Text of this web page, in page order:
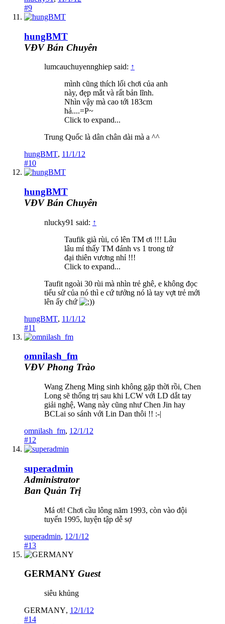
#9
hungBMT
VĐV Bán Chuyên
lumcauchuyennghiep said: ↑
mình cũng thích lối chơi của anh
này, đẹp mắt và rất bản lĩnh.
Nhìn vậy mà cao tới 183cm
hả....=P~
Click to expand...
Trung Quốc là dân chân dài mà a ^^
hungBMT, 11/1/12
#10
hungBMT
VĐV Bán Chuyên
nlucky91 said: ↑
Taufik già rùi, có lên TM ơi !!! Lâu
lâu mí thấy TM đánh vs 1 trong tứ
đại thiên vương nhỉ !!!
Click to expand...
Taufit ngoài 30 rùi mà nhìn trẻ ghê, e không đọc
tiểu sử của nó thì e cứ tưởng nó là tay vợt trẻ mới
lên ấy chứ
)
hungBMT, 11/1/12
#11
omnilash_fm
VĐV Phong Trào
Wang Zheng Ming sinh không gặp thời rồi, Chen
Long sẽ thống trị sau khi LCW với LD dắt tay
giải nghệ, Wang này cũng như Chen Jin hay
BCLai so sánh với Lin Dan thôi !! :-|
omnilash_fm, 12/1/12
#12
superadmin
Administrator
Ban Quản Trị
Má ơi! Chơi cầu lông năm 1993, còn vào đội
tuyển 1995, luyện tập dễ sợ
superadmin, 12/1/12
#13
GERMANY Guest
siêu khủng
GERMANY, 12/1/12
#14